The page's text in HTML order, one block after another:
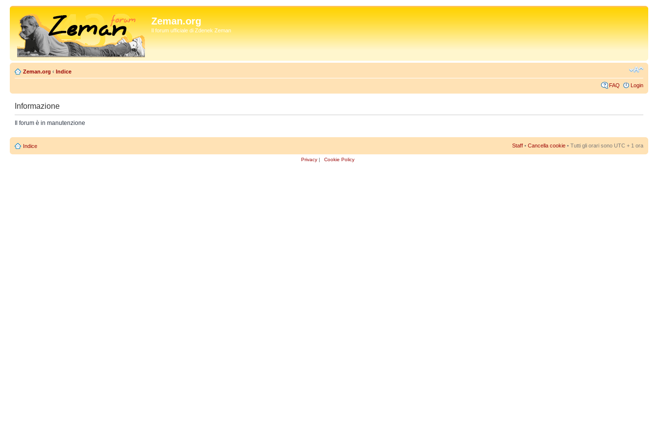
Zeman.org
Il forum ufficiale di Zdenek Zeman
Zeman.org ‹ Indice
FAQ Login
Informazione
Il forum è in manutenzione
Indice Staff • Cancella cookie • Tutti gli orari sono UTC + 1 ora
Privacy | Cookie Policy